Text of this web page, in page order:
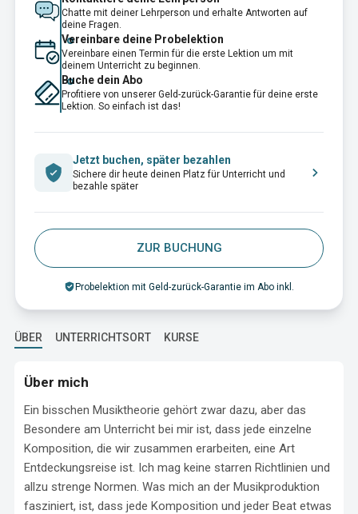
Chatte mit deiner Lehrperson und erhalte Antworten auf
deine Fragen.
Vereinbare deine Probelektion
Vereinbare einen Termin für die erste Lektion um mit
deinem Unterricht zu beginnen.
Buche dein Abo
Profitiere von unserer Geld-zurück-Garantie für deine erste
Lektion. So einfach ist das!
Jetzt buchen, später bezahlen
Sichere dir heute deinen Platz für Unterricht und
bezahle später
ZUR BUCHUNG
Probelektion mit Geld-zurück-Garantie im Abo inkl.
ÜBER UNTERRICHTSORT KURSE
Über mich
Ein bisschen Musiktheorie gehört zwar dazu, aber das
Besondere am Unterricht bei mir ist, dass jede einzelne
Komposition, die wir zusammen erarbeiten, eine Art
Entdeckungsreise ist. Ich mag keine starren Richtlinien und
allzu strenge Normen. Was mich an der Musikproduktion
fasziniert, ist, dass jede Komposition und jeder Beat etwas